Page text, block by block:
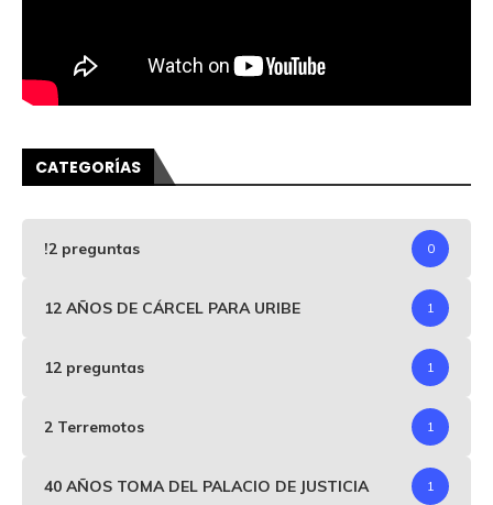
CATEGORÍAS
!2 preguntas 0
12 AÑOS DE CÁRCEL PARA URIBE 1
12 preguntas 1
2 Terremotos 1
40 AÑOS TOMA DEL PALACIO DE JUSTICIA 1